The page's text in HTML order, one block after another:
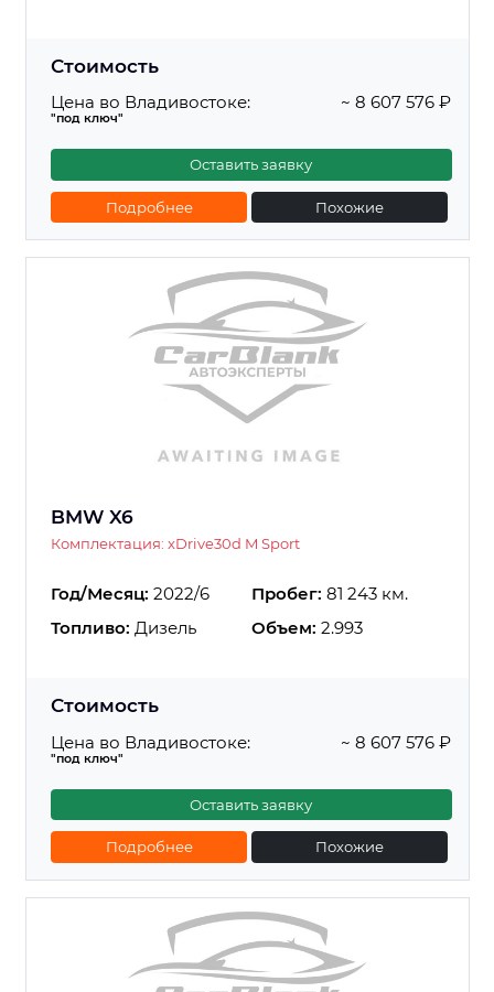
Стоимость
Цена во Владивостоке:
"под ключ"
~ 8 607 576 ₽
Оставить заявку
Подробнее Похожие
BMW X6
Комплектация: xDrive30d M Sport
Год/Месяц: 2022/6 Пробег: 81 243 км.
Топливо: Дизель Объем: 2.993
Стоимость
Цена во Владивостоке:
"под ключ"
~ 8 607 576 ₽
Оставить заявку
Подробнее Похожие